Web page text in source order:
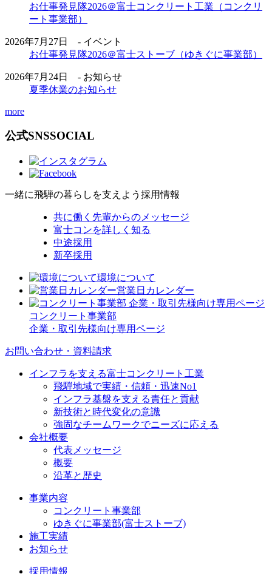
お仕事発見隊2026＠富士コンクリート工業（コンクリ
ート事業部）
2026年7月27日 - イベント
お仕事発見隊2026＠富士ストーブ（ゆきぐに事業部）
2026年7月24日 - お知らせ
夏季休業のお知らせ
more
公式SNSSOCIAL
一緒に飛騨の暮らしを支えよう 採用情報
共に働く先輩からのメッセージ
富士コンを詳しく知る
中途採用
新卒採用
環境について
営業日カレンダー
コンクリート事業部
企業・取引先様向け専用ページ
お問い合わせ・資料請求
インフラを支える富士コンクリート工業
飛騨地域で実績・信頼・迅速No1
インフラ基盤を支える責任と貢献
新技術と時代変化の意識
強固なチームワークでニーズに応える
会社概要
代表メッセージ
概要
沿革と歴史
事業内容
コンクリート事業部
ゆきぐに事業部(富士ストーブ)
施工実績
お知らせ
採用情報